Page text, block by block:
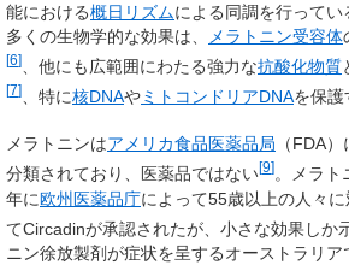
能における概日リズムによる同調を行ってい
多くの生物学的な効果は、
メラトニン受容体
[6] 、他にも広範囲にわたる強力な抗酸化物質
[7] 、特に核DNAやミトコンドリアDNAを保護
メラトニンはアメリカ食品医薬品局 （FDA
分類されており、医薬品ではない[9] 。メラト
年に欧州医薬品庁によって55歳以上の人々に
てCircadinが承認されたが、小さな効果しか
ニン徐放製剤が症状を呈するオーストラリ